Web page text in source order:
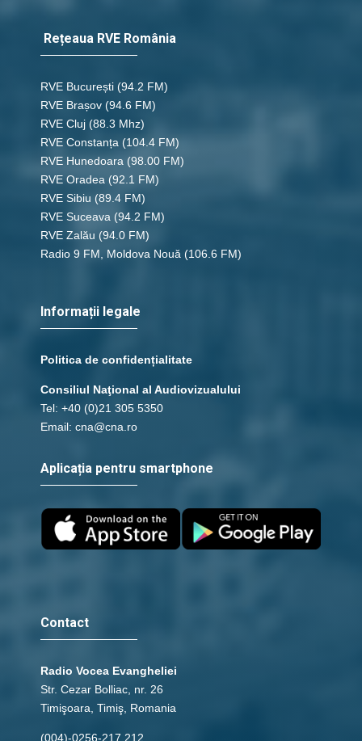
Rețeaua RVE România
RVE București (94.2 FM)
RVE Brașov (94.6 FM)
RVE Cluj (88.3 Mhz)
RVE Constanța (104.4 FM)
RVE Hunedoara (98.00 FM)
RVE Oradea (92.1 FM)
RVE Sibiu (89.4 FM)
RVE Suceava (94.2 FM)
RVE Zalău (94.0 FM)
Radio 9 FM, Moldova Nouă (106.6 FM)
Informații legale
Politica de confidențialitate
Consiliul Naţional al Audiovizualului
Tel: +40 (0)21 305 5350
Email: cna@cna.ro
Aplicația pentru smartphone
Contact
Radio Vocea Evangheliei
Str. Cezar Bolliac, nr. 26
Timişoara, Timiş, Romania
(004)-0256-217.212